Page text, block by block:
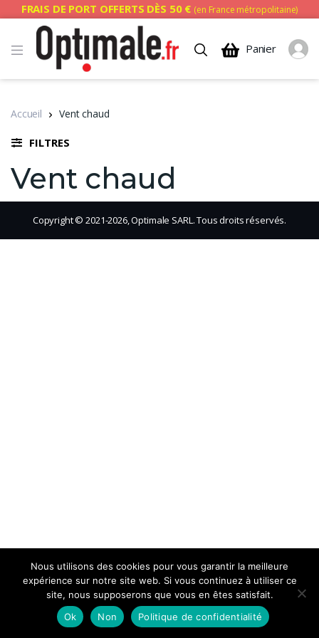
FRAIS DE PORT OFFERTS DÈS 50 € (en France métropolitaine)
Panier
Accueil Vent chaud
FILTRES
Vent chaud
Copyright © 2021-2026, Optimale SARL. Tous droits réservés.
Nous utilisons des cookies pour vous garantir la meilleure
expérience sur notre site web. Si vous continuez à utiliser ce
site, nous supposerons que vous en êtes satisfait.
Ok
Non Politique de confidentialité